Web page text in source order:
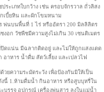
เภทใบกว้าง เช่น ครอบจักรวาล ถั่วลิสง
เบี้ยหิน และผักโขมหนาม
พ่นบนพื้นที่ 1 ไร่ หรืออัตรา 200 มิลลิลิตร
อก วัชพืชมีความสูงไม่เกิน 30 เซนติเมตร
ปิดแน่น มีฉลากติดอยู่ และไม่ให้ถูกแสงแดด
อาหาร น้ำดื่ม สัตว์เลี้ยง และเปลวไฟ
ยความระมัดระวัง เพื่อป้องกันมิให้เป็น
นี้ 1.ห้ามดื่มน้ำ กินอาหาร หรือสูบบุหรี่ใน
บรรจุ อุปกรณ์ เครื่องพ่นสาร ลงในแม่น้ำ